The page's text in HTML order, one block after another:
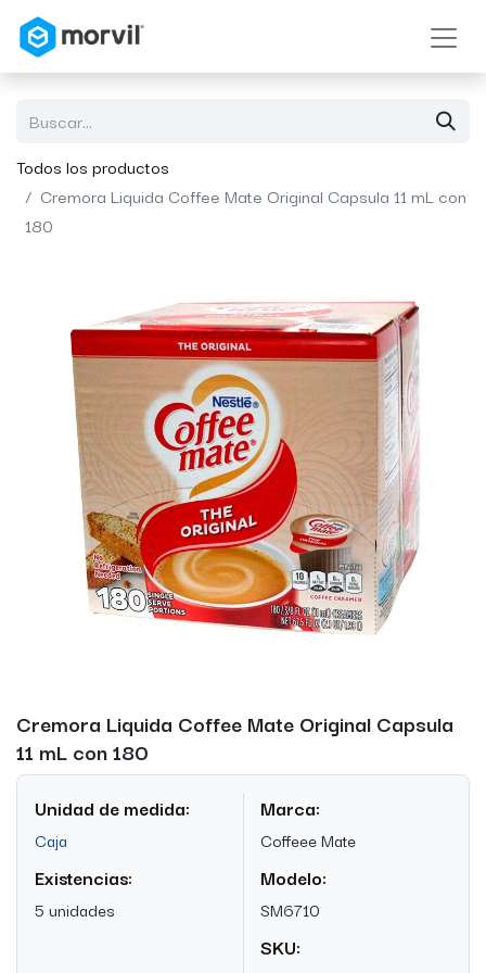
Todos los productos
Cremora Liquida Coffee Mate Original Capsula 11 mL con
180
Cremora Liquida Coffee Mate Original Capsula
11 mL con 180
Unidad de medida:
Caja
Existencias:
5 unidades
Marca:
Coffeee Mate
Modelo:
SM6710
SKU: